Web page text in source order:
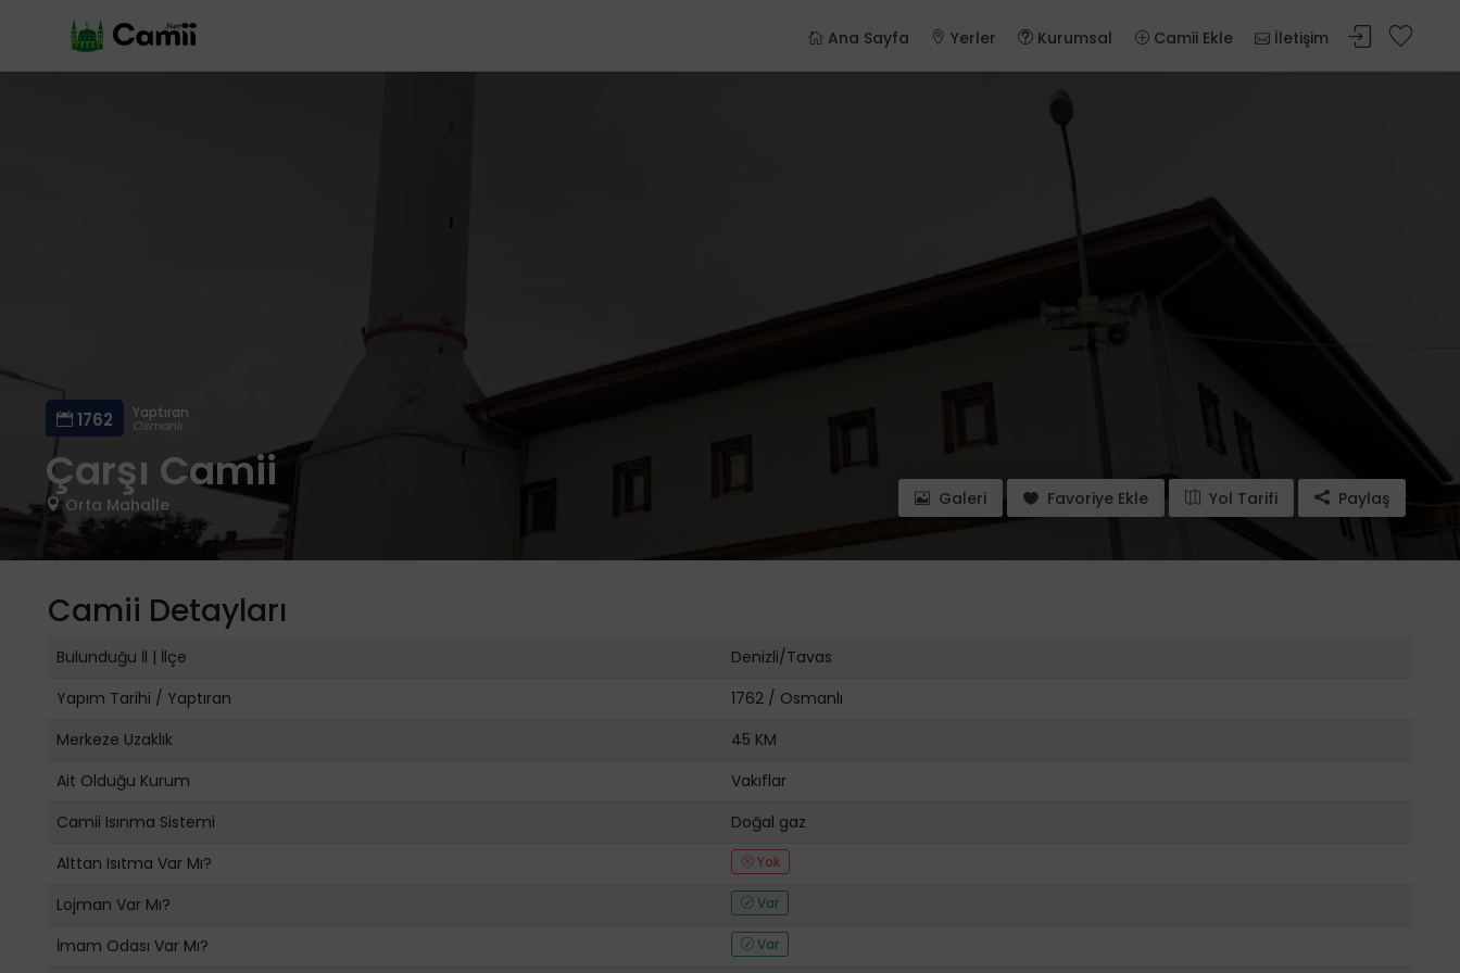
Ana Sayfa Yerler Kurumsal Camii Ekle İletişim
Yaptıran
Osmanlı
1762
Çarşı Camii
Orta Mahalle Galeri Favoriye Ekle Yol Tarifi Paylaş
Camii Detayları
Bulunduğu İl | İlçe
Denizli/Tavas
Yapım Tarihi / Yaptıran
1762 / Osmanlı
Merkeze Uzaklık
45 KM
Ait Olduğu Kurum
Vakıflar
Camii Isınma Sistemi
Doğal gaz
Alttan Isıtma Var Mı?
Yok
Lojman Var Mı? Var
İmam Odası Var Mı? Var